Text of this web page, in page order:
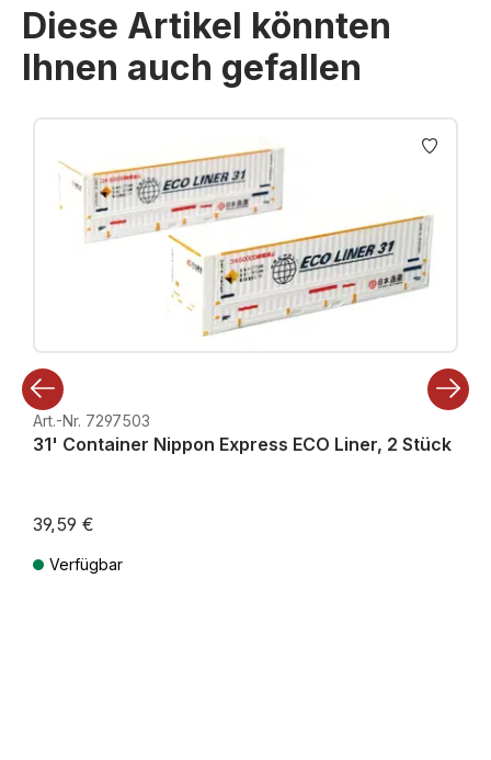
Diese Artikel könnten
Ihnen auch gefallen
Produktgalerie überspringen
Art.-Nr. 7297503
31' Container Nippon Express ECO Liner, 2 Stück
39,59 €
Verfügbar